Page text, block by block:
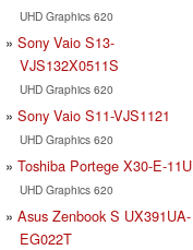
UHD Graphics 620
Sony Vaio S13-
VJS132X0511S
UHD Graphics 620
Sony Vaio S11-VJS1121
UHD Graphics 620
Toshiba Portege X30-E-11U
UHD Graphics 620
Asus Zenbook S UX391UA-
EG022T